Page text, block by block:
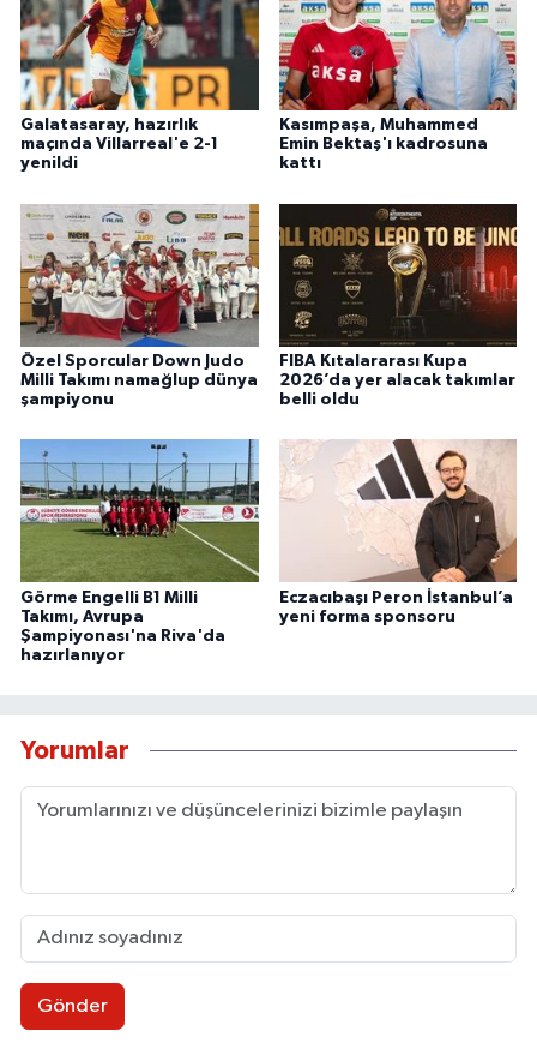
Galatasaray, hazırlık
maçında Villarreal'e 2-1
yenildi
Kasımpaşa, Muhammed
Emin Bektaş'ı kadrosuna
kattı
Özel Sporcular Down Judo
Milli Takımı namağlup dünya
şampiyonu
FIBA Kıtalararası Kupa
2026’da yer alacak takımlar
belli oldu
Görme Engelli B1 Milli
Takımı, Avrupa
Şampiyonası'na Riva'da
hazırlanıyor
Eczacıbaşı Peron İstanbul’a
yeni forma sponsoru
Yorumlar
Gönder